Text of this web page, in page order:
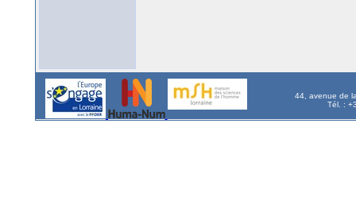
44, avenue de
Tél. :